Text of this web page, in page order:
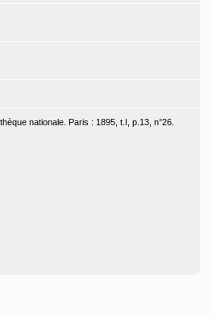
nationale. Paris : 1895, t.I, p.13, n°26.